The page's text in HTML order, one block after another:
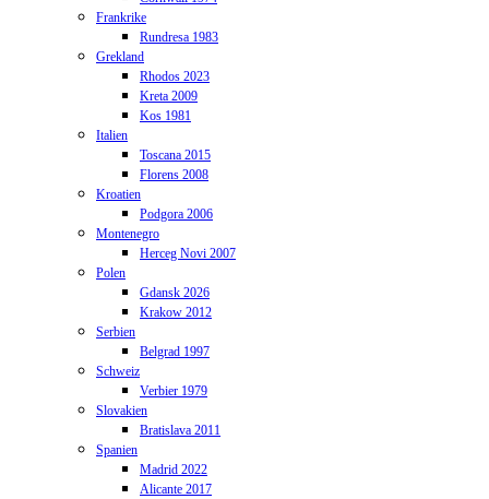
Frankrike
Rundresa 1983
Grekland
Rhodos 2023
Kreta 2009
Kos 1981
Italien
Toscana 2015
Florens 2008
Kroatien
Podgora 2006
Montenegro
Herceg Novi 2007
Polen
Gdansk 2026
Krakow 2012
Serbien
Belgrad 1997
Schweiz
Verbier 1979
Slovakien
Bratislava 2011
Spanien
Madrid 2022
Alicante 2017